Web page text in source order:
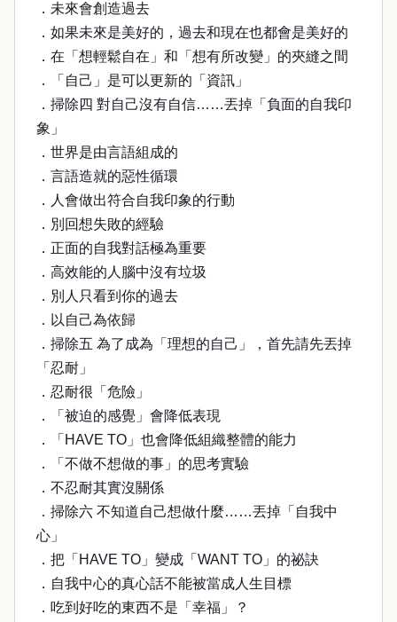
．未來會創造過去
．如果未來是美好的，過去和現在也都會是美好的
．在「想輕鬆自在」和「想有所改變」的夾縫之間
．「自己」是可以更新的「資訊」
．掃除四 對自己沒有自信……丟掉「負面的自我印
象」
．世界是由言語組成的
．言語造就的惡性循環
．人會做出符合自我印象的行動
．別回想失敗的經驗
．正面的自我對話極為重要
．高效能的人腦中沒有垃圾
．別人只看到你的過去
．以自己為依歸
．掃除五 為了成為「理想的自己」，首先請先丟掉
「忍耐」
．忍耐很「危險」
．「被迫的感覺」會降低表現
．「HAVE TO」也會降低組織整體的能力
．「不做不想做的事」的思考實驗
．不忍耐其實沒關係
．掃除六 不知道自己想做什麼……丟掉「自我中
心」
．把「HAVE TO」變成「WANT TO」的祕訣
．自我中心的真心話不能被當成人生目標
．吃到好吃的東西不是「幸福」？